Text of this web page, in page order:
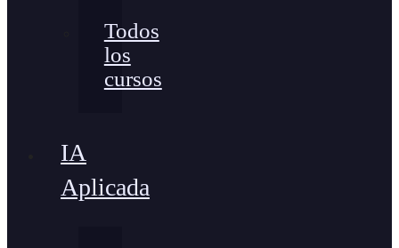
Todos
los
cursos
IA
Aplicada